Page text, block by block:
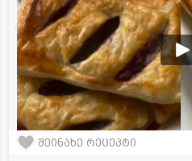
შეინახე რეცეპტი